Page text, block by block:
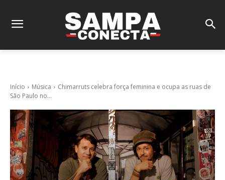
Início Música
Chimarruts celebra força feminina e ocupa as ruas de
São Paulo no...